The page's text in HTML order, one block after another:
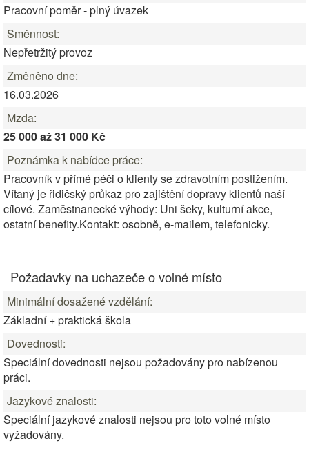
Pracovní poměr - plný úvazek
Směnnost:
Nepřetržitý provoz
Změněno dne:
16.03.2026
Mzda:
25 000 až 31 000 Kč
Poznámka k nabídce práce:
Pracovník v přímé péči o klienty se zdravotním postižením.
Vítaný je řidičský průkaz pro zajištění dopravy klientů naší
cílové. Zaměstnanecké výhody: Uni šeky, kulturní akce,
ostatní benefity.Kontakt: osobně, e-mailem, telefonicky.
Požadavky na uchazeče o volné místo
Minimální dosažené vzdělání:
Základní + praktická škola
Dovednosti:
Speciální dovednosti nejsou požadovány pro nabízenou
práci.
Jazykové znalosti:
Speciální jazykové znalosti nejsou pro toto volné místo
vyžadovány.